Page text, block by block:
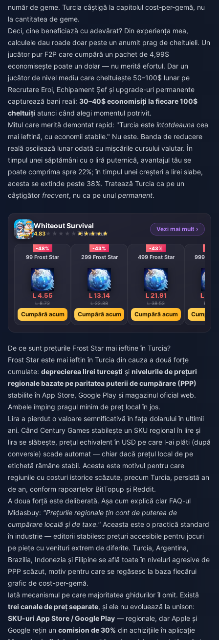
număr de geme. Turcia câștigă la capitolul cost-per-gemă, nu
la cantitatea de geme.
Deci, cine beneficiază cu adevărat? Din experiența mea,
calculele dau roade doar peste un anumit prag de cheltuieli. Un
jucător pur F2P care cumpără un pachet de 4,99$
economisește poate un dolar — nu merită efortul. Dar un
jucător de nivel mediu care cheltuiește 50–100$ lunar pe
Recrutare Eroi, Echipament Șef și upgrade-uri permanente
capturează bani reali: 30–40$ economisiți la fiecare 100$
cheltuiți atunci când alegi momentul potrivit.
Mitul care merită demontat rapid: "Turcia este întotdeauna cea
mai ieftină, cu economii stabile." Nu este. Banda de reducere
reală oscilează lunar odată cu mișcările cursului valutar. În
timpul unei săptămâni cu o liră puternică, avantajul tău se
poate comprima spre 22%; în timpul unei creșteri a lirei slabe,
acesta se extinde peste 38%. Tratează Turcia ca pe un
câștigător frecvent, nu ca pe unul permanent.
Whiteout Survival
4.83 765 vândut
Vezi mai mult ›
-48%
99 Frost Star
L 4.55
L 8.72
Cumpără acum
-43%
299 Frost Star
L 13.14
L 22.88
Cumpără acum
-43%
499 Frost Star
L 21.91
L 38.52
Cumpără acum
999
L
L
Cumpără
De ce sunt prețurile Frost Star mai ieftine în Turcia?
Frost Star este mai ieftin în Turcia din cauza a două forțe
cumulate: deprecierea lirei turcești și nivelurile de prețuri
regionale bazate pe paritatea puterii de cumpărare (PPP)
stabilite în App Store, Google Play și magazinul oficial web.
Ambele împing pragul minim de preț local în jos.
Lira a pierdut o valoare semnificativă în fața dolarului în ultimii
ani. Când Century Games stabilește un SKU regional în lire și
lira se slăbește, prețul echivalent în USD pe care l-ai plăti (după
conversie) scade automat — chiar dacă prețul local de pe
etichetă rămâne stabil. Acesta este motivul pentru care
regiunile cu costuri istorice scăzute, precum Turcia, persistă an
de an, conform rapoartelor BitTopup și Reddit.
A doua forță este deliberată. Așa cum explică clar FAQ-ul
Midasbuy: "Prețurile regionale țin cont de puterea de
cumpărare locală și de taxe." Aceasta este o practică standard
în industrie — editorii stabilesc prețuri accesibile pentru jocuri
pe piețe cu venituri extrem de diferite. Turcia, Argentina,
Brazilia, Indonezia și Filipine se află toate în niveluri agresive de
PPP scăzut, motiv pentru care se regăsesc la baza fiecărui
grafic de cost-per-gemă.
Iată mecanismul pe care majoritatea ghidurilor îl omit. Există
trei canale de preț separate, și ele nu evoluează la unison:
SKU-uri App Store / Google Play — regionale, dar Apple și
Google rețin un comision de 30% din achizițiile în aplicație